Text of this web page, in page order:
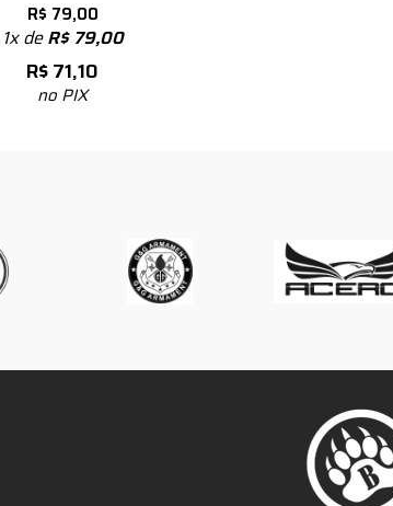
R$ 79,00
1x deR$79,00
R$71,10
no PIX